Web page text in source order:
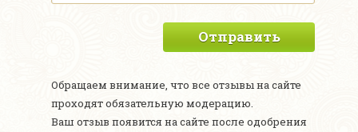
Отправить
Обращаем внимание, что все отзывы на сайте
проходят обязательную модерацию.
Ваш отзыв появится на сайте после одобрения